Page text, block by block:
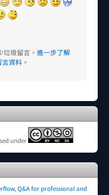
垃圾留言。進一步了解
資料 。
under